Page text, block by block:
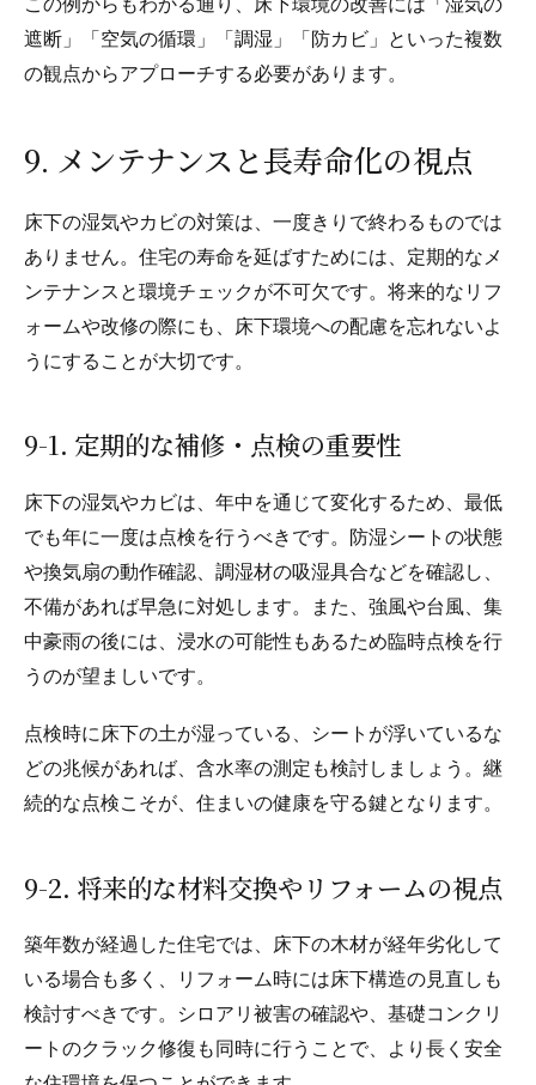
この例からもわかる通り、床下環境の改善には「湿気の
遮断」「空気の循環」「調湿」「防カビ」といった複数
の観点からアプローチする必要があります。
9. メンテナンスと長寿命化の視点
床下の湿気やカビの対策は、一度きりで終わるものでは
ありません。住宅の寿命を延ばすためには、定期的なメ
ンテナンスと環境チェックが不可欠です。将来的なリフ
ォームや改修の際にも、床下環境への配慮を忘れないよ
うにすることが大切です。
9-1. 定期的な補修・点検の重要性
床下の湿気やカビは、年中を通じて変化するため、最低
でも年に一度は点検を行うべきです。防湿シートの状態
や換気扇の動作確認、調湿材の吸湿具合などを確認し、
不備があれば早急に対処します。また、強風や台風、集
中豪雨の後には、浸水の可能性もあるため臨時点検を行
うのが望ましいです。
点検時に床下の土が湿っている、シートが浮いているな
どの兆候があれば、含水率の測定も検討しましょう。継
続的な点検こそが、住まいの健康を守る鍵となります。
9-2. 将来的な材料交換やリフォームの視点
築年数が経過した住宅では、床下の木材が経年劣化して
いる場合も多く、リフォーム時には床下構造の見直しも
検討すべきです。シロアリ被害の確認や、基礎コンクリ
ートのクラック修復も同時に行うことで、より長く安全